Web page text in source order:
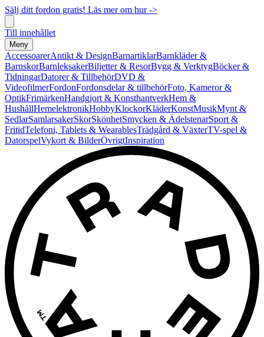
Sälj ditt fordon gratis! Läs mer om hur ->
Till innehållet
Meny
AccessoarerAntikt & DesignBarnartiklarBarnkläder &
BarnskorBarnleksakerBiljetter & ResorBygg & VerktygBöcker &
TidningarDatorer & TillbehörDVD &
VideofilmerFordonFordonsdelar & tillbehörFoto, Kameror &
OptikFrimärkenHandgjort & KonsthantverkHem &
HushållHemelektronikHobbyKlockorKläderKonstMusikMynt &
SedlarSamlarsakerSkorSkönhetSmycken & ÄdelstenarSport &
FritidTelefoni, Tablets & WearablesTrädgård & VäxterTV-spel &
DatorspelVykort & BilderÖvrigtInspiration